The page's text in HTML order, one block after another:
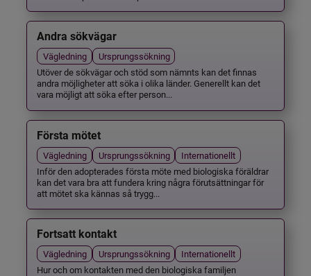
Andra sökvägar
Vägledning
Ursprungssökning
Utöver de sökvägar och stöd som nämnts kan det finnas
andra möjligheter att söka i olika länder. Generellt kan det
vara möjligt att söka efter person...
Första mötet
Vägledning Ursprungssökning
Internationellt
Inför den adopterades första möte med biologiska föräldrar
kan det vara bra att fundera kring några förutsättningar för
att mötet ska kännas så trygg...
Fortsatt kontakt
Vägledning Ursprungssökning
Internationellt
Hur och om kontakten med den biologiska familjen